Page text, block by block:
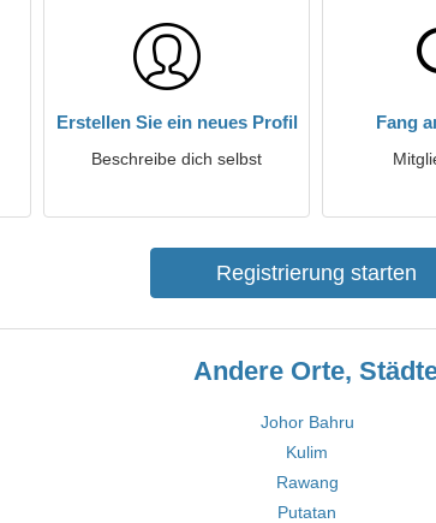
Erstellen Sie ein neues Profil
Beschreibe dich selbst
Fang
Registrierung starten
Andere Orte,
Johor Bahru
Kulim
Rawang
Putatan